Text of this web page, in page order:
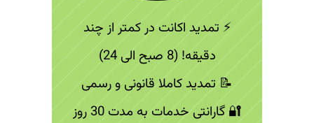
⚡️ تمدید اکانت در کمتر از چند
دقیقه! (8 صبح الی 24)
📝 تمدید کاملا قانونی و رسمی
🔐 گارانتی خدمات به مدت 30 روز